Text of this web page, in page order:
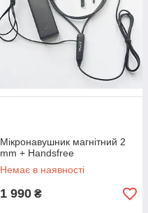
Мікронавушник магнітний 2
mm + Handsfree
Немає в наявності
1 990 ₴